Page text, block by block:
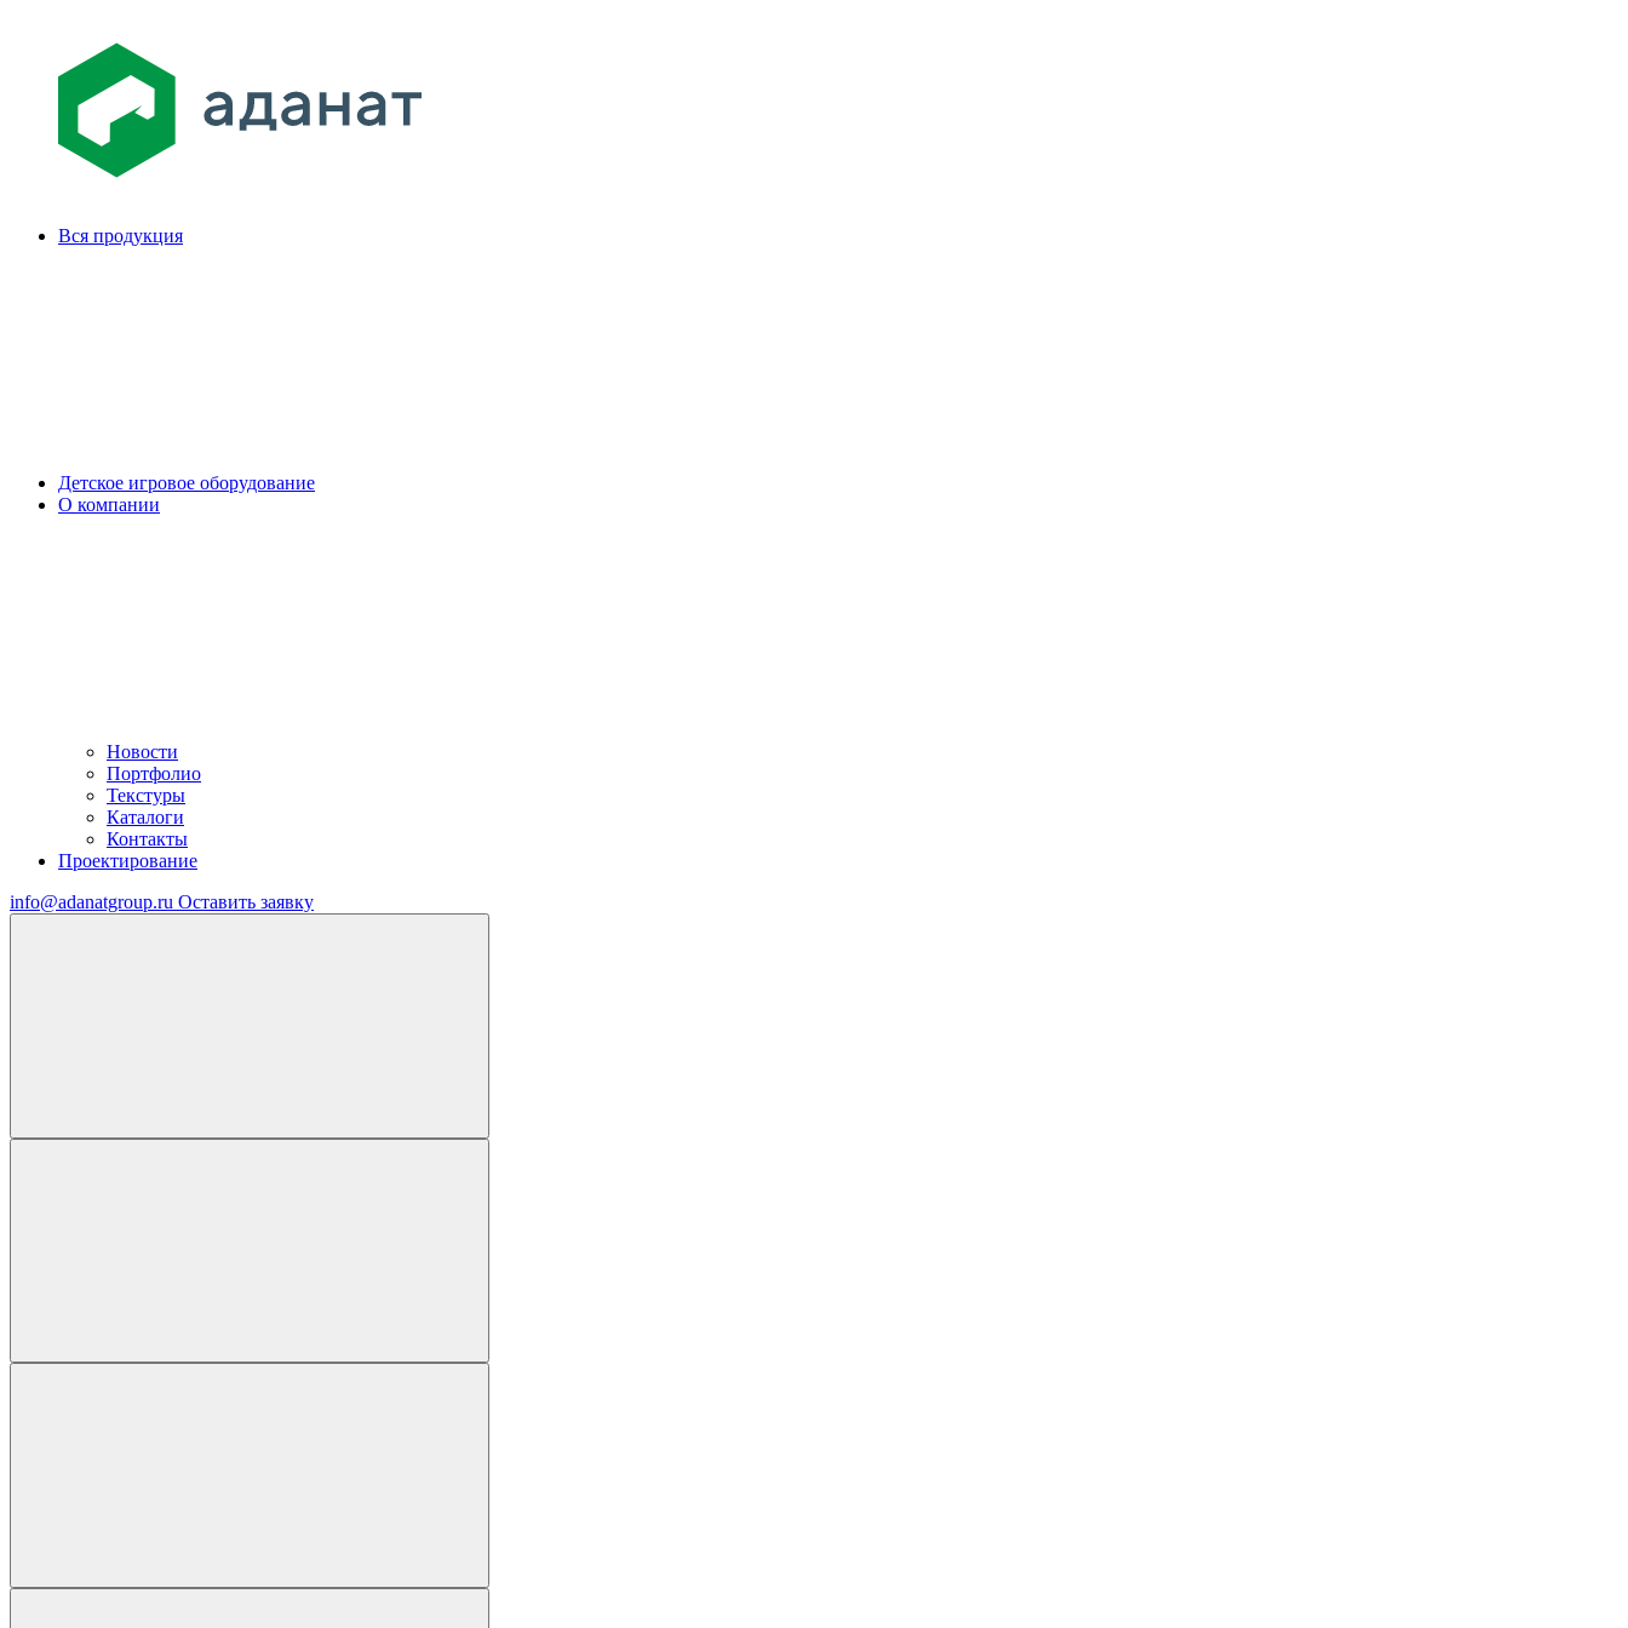
Вся продукция
Детское игровое оборудование
О компании
Новости
Портфолио
Текстуры
Каталоги
Контакты
Проектирование
info@adanatgroup.ru Оставить заявку